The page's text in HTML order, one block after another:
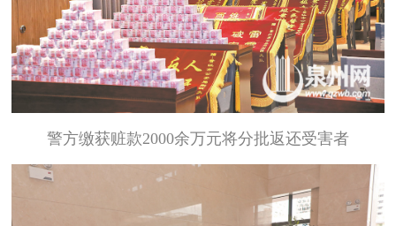
警方缴获赃款2000余万元将分批返还受害者